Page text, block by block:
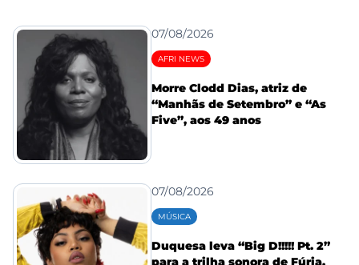
07/08/2026
AFRI NEWS
Morre Clodd Dias, atriz de
“Manhãs de Setembro” e “As
Five”, aos 49 anos
07/08/2026
MÚSICA
Duquesa leva “Big D!!!!! Pt. 2”
para a trilha sonora de Fúria,